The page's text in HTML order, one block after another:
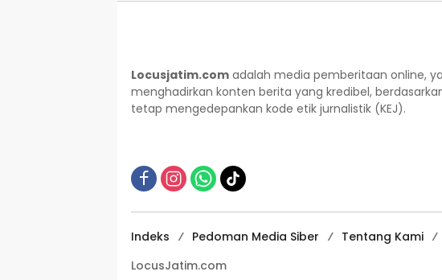
Locusjatim.com adalah media pemberitaan online,
menghadirkan konten berita yang kredibel,
tetap mengedepankan kode etik jurnalistik (KEJ).
Indeks Pedoman Media Siber Tentang Kami
LocusJatim.com